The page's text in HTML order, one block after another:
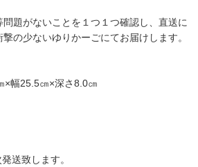
題がないことを１つ１つ確認し、直送に
の少ないゆりかーごにてお届けします。
×幅25.5㎝×深さ8.0㎝
送致します。